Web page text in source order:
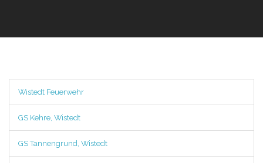
Wistedt Feuerwehr
GS Kehre, Wistedt
GS Tannengrund, Wistedt